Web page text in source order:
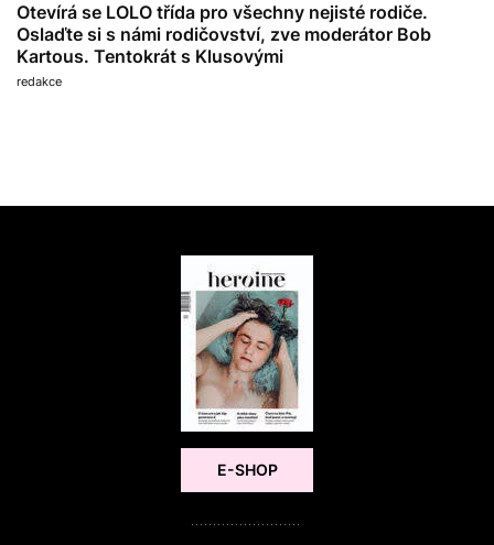
Otevírá se LOLO třída pro všechny nejisté rodiče.
Oslaďte si s námi rodičovství, zve moderátor Bob
Kartous. Tentokrát s Klusovými
redakce
E-SHOP